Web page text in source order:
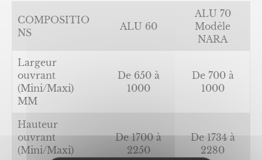
COMPOSITIO
NS
ALU 60
ALU 70
Modèle
NARA
Largeur
ouvrant
(Mini/Maxi)
MM
De 650 à
1000
De 700 à
1000
Hauteur
ouvrant
(Mini/Maxi)
De 1700 à
2250
De 1734 à
2280